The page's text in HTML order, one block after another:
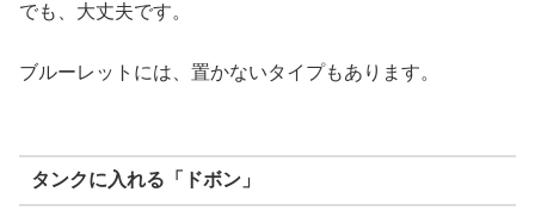
でも、大丈夫です。
ブルーレットには、置かないタイプもあります。
タンクに入れる「ドボン」